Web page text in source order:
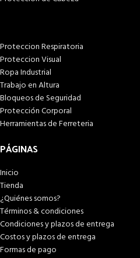
Proteccion Respiratoria
Proteccion Visual
Ropa Industrial
Trabajo en Altura
Bloqueos de Seguridad
Protección Corporal
Herramientas de Ferreteria
PÁGINAS
Inicio
Tienda
¿Quiénes somos?
Términos & condiciones
Condiciones y plazos de entrega
Costos y plazos de entrega
Formas de pago